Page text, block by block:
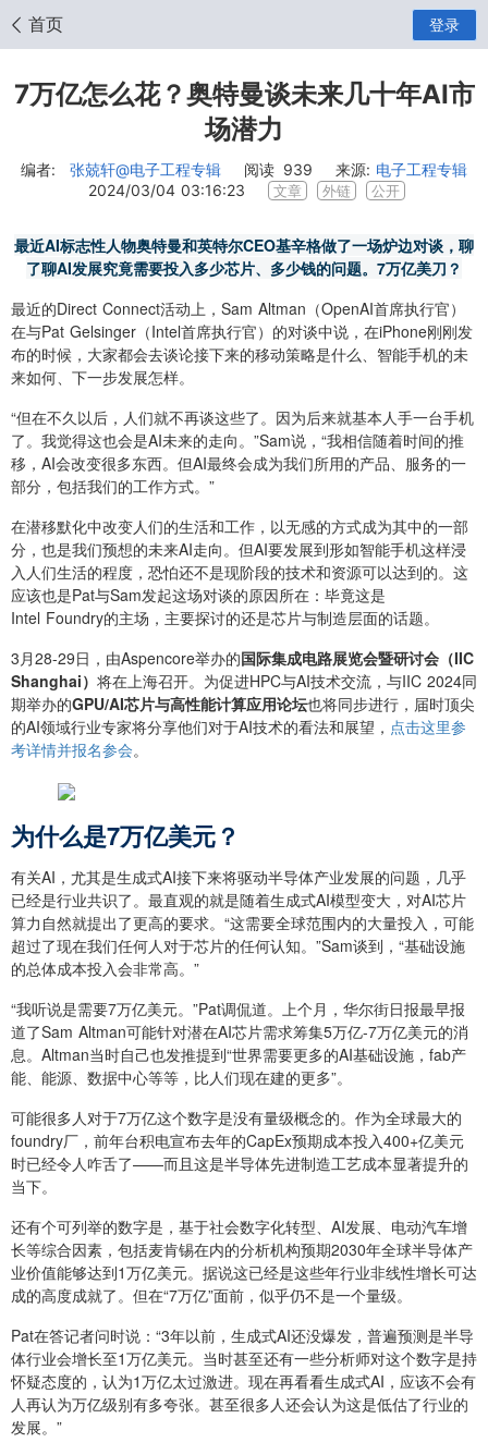
首页
登录
7万亿怎么花？奥特曼谈未来几十年AI市
场潜力
编者: 张兢轩@电子工程专辑 阅读 939 来源: 电子工程专辑
2024/03/04 03:16:23
文章 外链 公开
最近AI标志性人物奥特曼和英特尔CEO基辛格做了一场炉边对谈，聊
了聊AI发展究竟需要投入多少芯片、多少钱的问题。7万亿美刀？
最近的Direct Connect活动上，Sam Altman（OpenAI首席执行官）
在与Pat Gelsinger（Intel首席执行官）的对谈中说，在iPhone刚刚发
布的时候，大家都会去谈论接下来的移动策略是什么、智能手机的未
来如何、下一步发展怎样。
“但在不久以后，人们就不再谈这些了。因为后来就基本人手一台手机
了。我觉得这也会是AI未来的走向。”Sam说，“我相信随着时间的推
移，AI会改变很多东西。但AI最终会成为我们所用的产品、服务的一
部分，包括我们的工作方式。”
在潜移默化中改变人们的生活和工作，以无感的方式成为其中的一部
分，也是我们预想的未来AI走向。但AI要发展到形如智能手机这样浸
入人们生活的程度，恐怕还不是现阶段的技术和资源可以达到的。这
应该也是Pat与Sam发起这场对谈的原因所在：毕竟这是
Intel Foundry的主场，主要探讨的还是芯片与制造层面的话题。
3月28-29日，由Aspencore举办的国际集成电路展览会暨研讨会（IIC
Shanghai） 将在上海召开。为促进HPC与AI技术交流，与IIC 2024同
期举办的GPU/AI芯片与高性能计算应用论坛也将同步进行，届时顶尖
的AI领域行业专家将分享他们对于AI技术的看法和展望， 点击这里参
考详情并报名参会。
为什么是7万亿美元？
有关AI，尤其是生成式AI接下来将驱动半导体产业发展的问题，几乎
已经是行业共识了。最直观的就是随着生成式AI模型变大，对AI芯片
算力自然就提出了更高的要求。“这需要全球范围内的大量投入，可能
超过了现在我们任何人对于芯片的任何认知。”Sam谈到，“基础设施
的总体成本投入会非常高。”
“我听说是需要7万亿美元。”Pat调侃道。上个月，华尔街日报最早报
道了Sam Altman可能针对潜在AI芯片需求筹集5万亿-7万亿美元的消
息。Altman当时自己也发推提到“世界需要更多的AI基础设施，fab产
能、能源、数据中心等等，比人们现在建的更多”。
可能很多人对于7万亿这个数字是没有量级概念的。作为全球最大的
foundry厂，前年台积电宣布去年的CapEx预期成本投入400+亿美元
时已经令人咋舌了——而且这是半导体先进制造工艺成本显著提升的
当下。
还有个可列举的数字是，基于社会数字化转型、AI发展、电动汽车增
长等综合因素，包括麦肯锡在内的分析机构预期2030年全球半导体产
业价值能够达到1万亿美元。据说这已经是这些年行业非线性增长可达
成的高度成就了。但在“7万亿”面前，似乎仍不是一个量级。
Pat在答记者问时说：“3年以前，生成式AI还没爆发，普遍预测是半导
体行业会增长至1万亿美元。当时甚至还有一些分析师对这个数字是持
怀疑态度的，认为1万亿太过激进。现在再看看生成式AI，应该不会有
人再认为万亿级别有多夸张。甚至很多人还会认为这是低估了行业的
发展。”